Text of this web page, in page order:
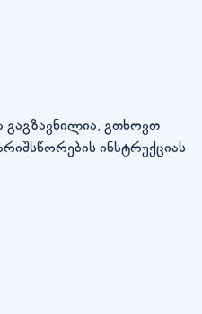
გაგზავნილია, გთხოვთ
ინსტრუქციას